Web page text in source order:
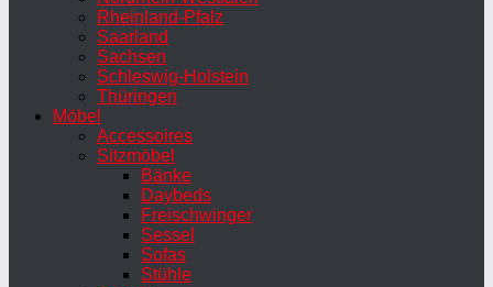
Rheinland-Pfalz
Saarland
Sachsen
Schleswig-Holstein
Thüringen
Möbel
Accessoires
Sitzmöbel
Bänke
Daybeds
Freischwinger
Sessel
Sofas
Stühle